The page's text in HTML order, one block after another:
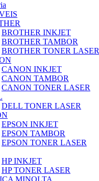
BROTHER INKJET
BROTHER TAMBOR
BROTHER TONER LASER
CANON INKJET
CANON TAMBOR
CANON TONER LASER
DELL TONER LASER
EPSON INKJET
EPSON TAMBOR
EPSON TONER LASER
HP INKJET
HP TONER LASER
MINOLTA